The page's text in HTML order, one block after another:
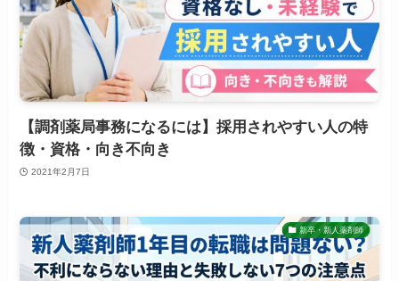
【調剤薬局事務になるには】採用されやすい人の特
徴・資格・向き不向き
2021年2月7日
新卒・新人薬剤師